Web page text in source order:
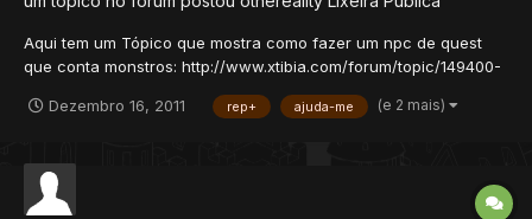
Aqui tem um Tópico que mostra como fazer um npc de quest
que conta monstros: http://www.xtibia.com/forum/topic/149400-
com-npc-incluido/ Eu tentei Fazer com que ele desse três
Dezembro 16, 2011 rep+ ajuda-me (e 2 mais)